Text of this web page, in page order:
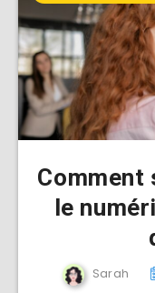
Comment
le
Sarah